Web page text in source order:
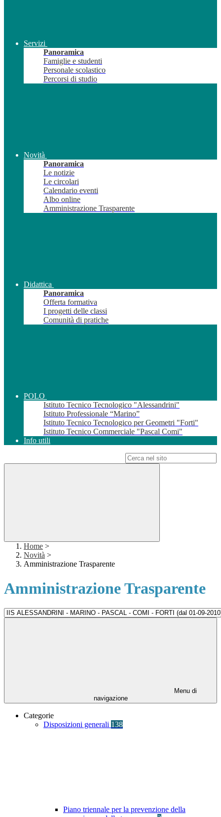
Servizi
Panoramica
Famiglie e studenti
Personale scolastico
Percorsi di studio
Novità
Panoramica
Le notizie
Le circolari
Calendario eventi
Albo online
Amministrazione Trasparente
Didattica
Panoramica
Offerta formativa
I progetti delle classi
Comunità di pratiche
POLO
Istituto Tecnico Tecnologico "Alessandrini"
Istituto Professionale “Marino”
Istituto Tecnico Tecnologico per Geometri "Forti"
Istituto Tecnico Commerciale "Pascal Comi"
Info utili
Home >
Novità >
Amministrazione Trasparente
Amministrazione Trasparente
Menu di
navigazione
Categorie
Disposizioni generali 138
Piano triennale per la prevenzione della